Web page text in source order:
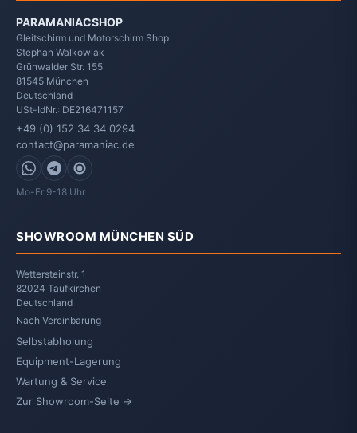
PARAMANIACSHOP
Gleitschirm und Motorschirm Shop
Stephan Walkowiak
Grünwalder Str. 155
81545 München
Deutschland
USt-IdNr.: DE216471157
+49 (0) 152 34 34 0294
contact@paramaniac.de
WhatsApp
Telegram
Signal
Mo-Fr 9-18 Uhr
SHOWROOM MÜNCHEN SÜD
Wettersteinstr. 1
82024 Taufkirchen
Deutschland
Nach Vereinbarung
Selbstabholung
Equipment-Lagerung
Wartung & Service
Zur Showroom-Seite →